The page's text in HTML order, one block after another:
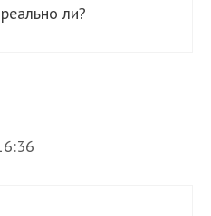
ли?